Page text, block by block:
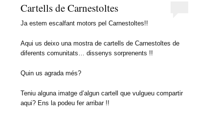
Cartells de Carnestoltes
Ja estem escalfant motors pel Carnestoltes!!
Aqui us deixo una mostra de cartells de Carnestoltes de
diferents comunitats… dissenys sorprenents !!
Quin us agrada més?
Teniu alguna imatge d’algun cartell que vulgueu compartir
aqui? Ens la podeu fer arribar !!